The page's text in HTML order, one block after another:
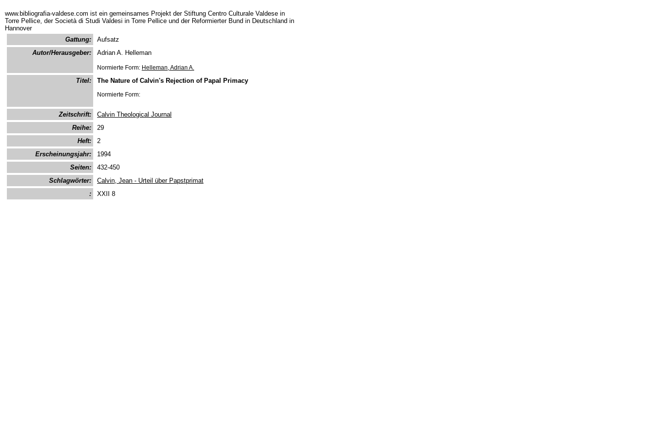
www.bibliografia-valdese.com ist ein gemeinsames Projekt der Stiftung Centro Culturale Valdese in
Torre Pellice, der Società di Studi Valdesi in Torre Pellice und der Reformierter Bund in Deutschland in
Hannover
Gattung:
Aufsatz
Autor/Herausgeber:
Adrian A. Helleman
Normierte Form: Helleman, Adrian A.
Titel: The Nature of Calvin's Rejection of Papal Primacy
Normierte Form:
Zeitschrift:
Calvin Theological Journal
Reihe:
29
Heft:
2
Erscheinungsjahr:
1994
Seiten:
432-450
Schlagwörter:
Calvin, Jean - Urteil über Papstprimat
:
XXII 8